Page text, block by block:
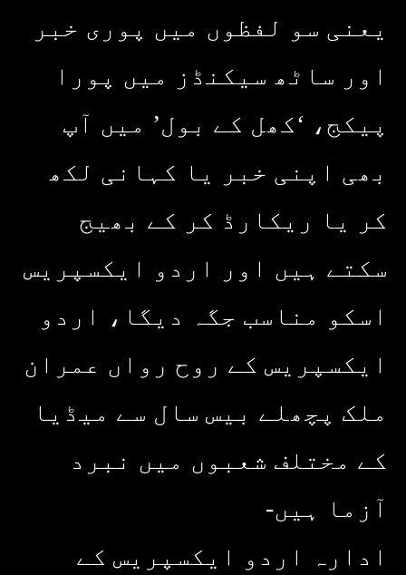
یعنی سو لفظوں میں پوری خبر
اور ساٹھ سیکنڈز میں پورا
پیکج، ‘کھل کے بول’ میں آپ
بھی اپنی خبر یا کہانی لکھ
کر یا ریکارڈ کر کے بھیج
سکتے ہیں اور اردو ایکسپریس
اسکو مناسب جگہ دیگا، اردو
ایکسپریس کے روح رواں عمران
ملک پچھلے بیس سال سے میڈیا
کے مختلف شعبوں میں نبرد
آزما ہیں-
ادارہ اردو ایکسپریس کے